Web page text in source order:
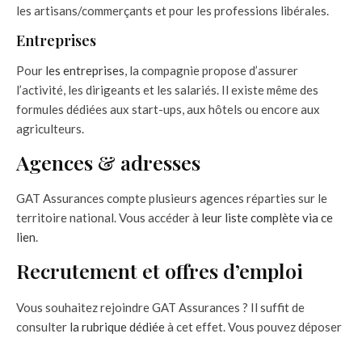
les artisans/commerçants et pour les professions libérales.
Entreprises
Pour les entreprises, la compagnie propose d’assurer
l’activité, les dirigeants et les salariés. Il existe même des
formules dédiées aux start-ups, aux hôtels ou encore aux
agriculteurs.
Agences & adresses
GAT Assurances compte plusieurs agences réparties sur le
territoire national. Vous accéder à leur liste complète via ce
lien.
Recrutement et offres d’emploi
Vous souhaitez rejoindre GAT Assurances ? Il suffit de
consulter la rubrique dédiéeà cet effet. Vous pouvez déposer